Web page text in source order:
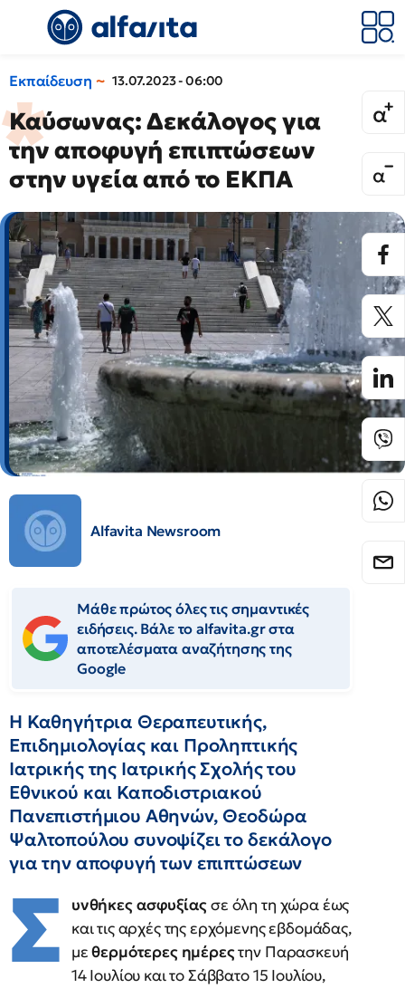
Εκπαίδευση 13.07.2023 - 06:00
Καύσωνας: Δεκάλογος για
την αποφυγή επιπτώσεων
στην υγεία από το ΕΚΠΑ
Alfavita Newsroom
Μάθε πρώτος όλες τις σημαντικές
ειδήσεις. Βάλε το alfavita.gr στα
αποτελέσματα αναζήτησης της
Google
Η Καθηγήτρια Θεραπευτικής,
Επιδημιολογίας και Προληπτικής
Ιατρικής της Ιατρικής Σχολής του
Εθνικού και Καποδιστριακού
Πανεπιστήμιου Αθηνών, Θεοδώρα
Ψαλτοπούλου συνοψίζει το δεκάλογο
για την αποφυγή των επιπτώσεων
Σ υνθήκες ασφυξίαςσε όλη τη χώρα έως
και τις αρχές της ερχόμενης εβδομάδας,
μεθερμότερες ημέρεςτην Παρασκευή
14 Ιουλίου και το Σάββατο 15 Ιουλίου,